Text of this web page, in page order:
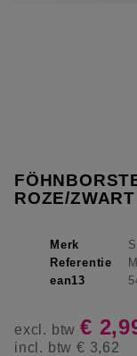
ROZE/ZWART
Merk
Referentie
ean13
excl. btw €
incl. btw € 3,62